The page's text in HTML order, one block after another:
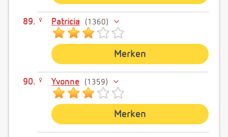
Patricia 1360
Merken
Yvonne 1359
Merken